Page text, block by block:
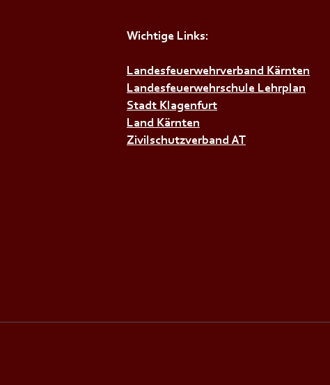
𝗙𝗲𝘂𝗲𝗿𝘄𝗲𝗵𝗿𝗯𝗮𝗹𝗹 +++
Wichtige Links:
Landesfeuerwehrverband Kärnten
Landesfeuerwehrschule Lehrplan
Stadt Klagenfurt
Land Kärnten
Zivilschutzverband AT